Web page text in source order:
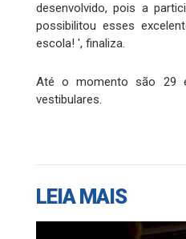
desenvolvido, pois a
possibilitou esses
escola! ', finaliza.
Até o momento são 29
vestibulares.
LEIA MAIS